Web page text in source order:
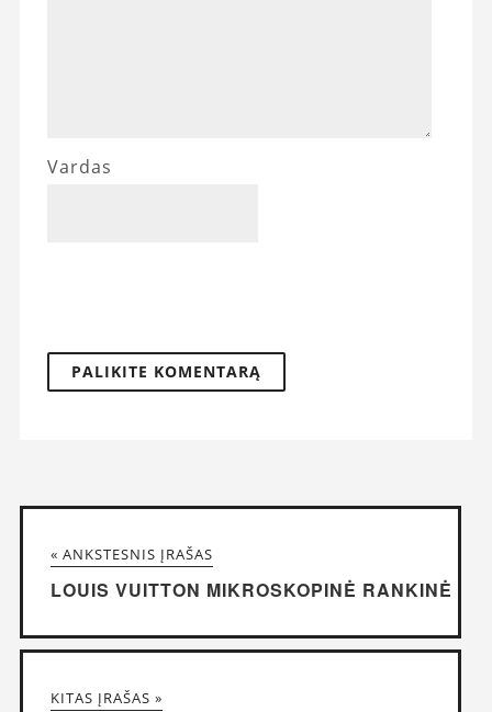
Vardas
« ANKSTESNIS ĮRAŠAS
LOUIS VUITTON MIKROSKOPINĖ RANKINĖ
KITAS ĮRAŠAS »